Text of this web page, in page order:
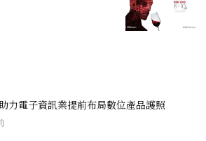
力電子資訊業提前布局數位產品護照